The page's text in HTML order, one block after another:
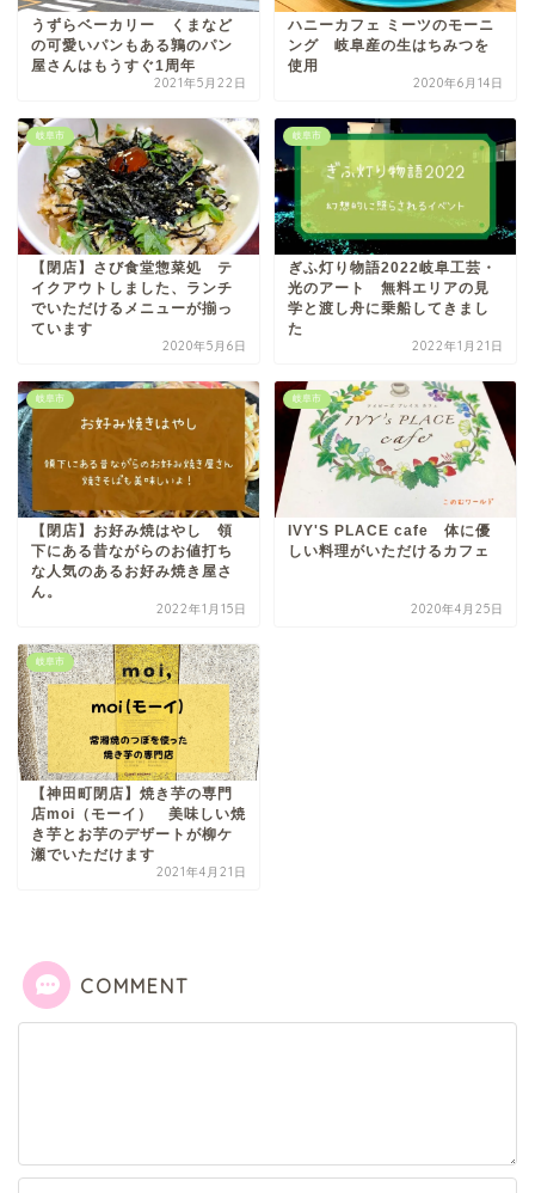
うずらベーカリー くまなど
の可愛いパンもある鶉のパン
屋さんはもうすぐ1周年
2021年5月22日
ハニーカフェ ミーツのモーニ
ング 岐阜産の生はちみつを
使用
2020年6月14日
岐阜市
【閉店】さび食堂惣菜処 テ
イクアウトしました、ランチ
でいただけるメニューが揃っ
ています
2020年5月6日
岐阜市
ぎふ灯り物語2022岐阜工芸・
光のアート 無料エリアの見
学と渡し舟に乗船してきまし
た
2022年1月21日
岐阜市
【閉店】お好み焼はやし 領
下にある昔ながらのお値打ち
な人気のあるお好み焼き屋さ
ん。
2022年1月15日
岐阜市
IVY'S PLACE cafe 体に優
しい料理がいただけるカフェ
2020年4月25日
岐阜市
【神田町閉店】焼き芋の専門
店moi（モーイ） 美味しい焼
き芋とお芋のデザートが柳ケ
瀬でいただけます
2021年4月21日
COMMENT